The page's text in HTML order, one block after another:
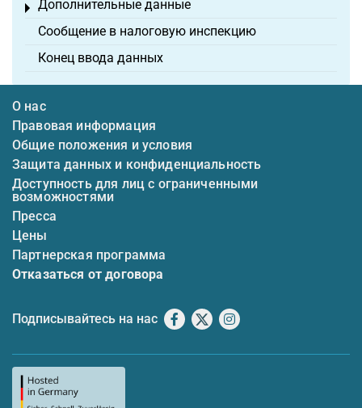
Дополнительные данные
Toggle menu
Сообщение в налоговую инспекцию
Конец ввода данных
О нас
Правовая информация
Общие положения и условия
Защита данных и конфиденциальность
Доступность для лиц с ограниченными
возможностями
Пресса
Цены
Партнерская программа
Отказаться от договора
Подписывайтесь на нас Facebook
X Instagram